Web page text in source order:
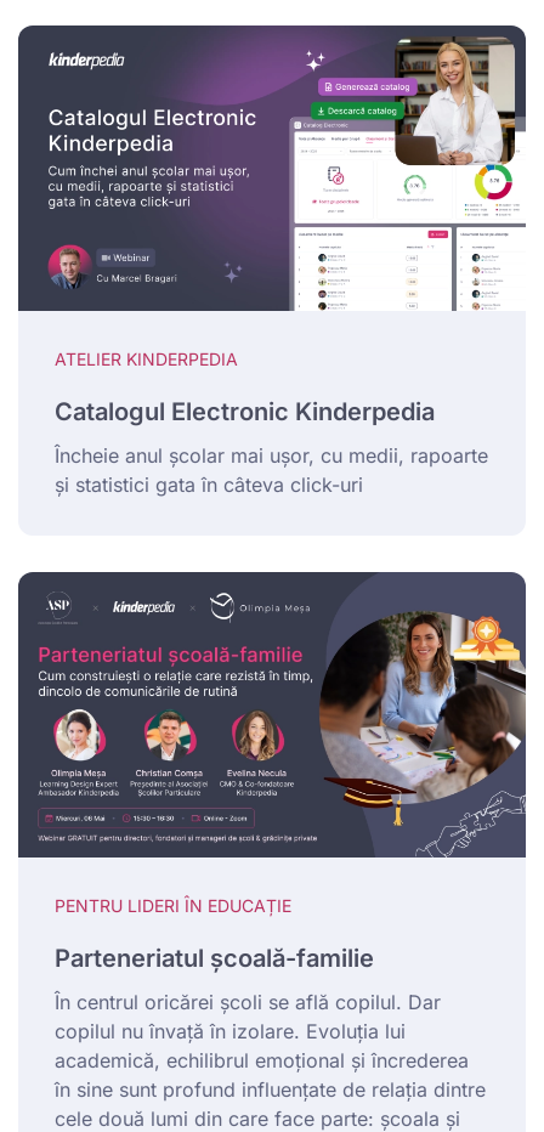
ATELIER KINDERPEDIA
Catalogul Electronic Kinderpedia
Încheie anul școlar mai ușor, cu medii, rapoarte
și statistici gata în câteva click-uri
PENTRU LIDERI ÎN EDUCAȚIE
Parteneriatul școală-familie
În centrul oricărei școli se află copilul. Dar
copilul nu învață în izolare. Evoluția lui
academică, echilibrul emoțional și încrederea
în sine sunt profund influențate de relația dintre
cele două lumi din care face parte: școala și